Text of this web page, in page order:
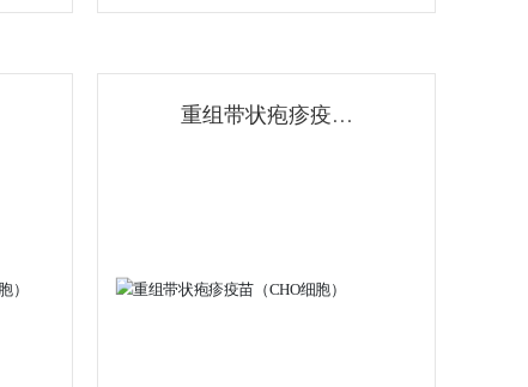
重组带状疱疹疫苗